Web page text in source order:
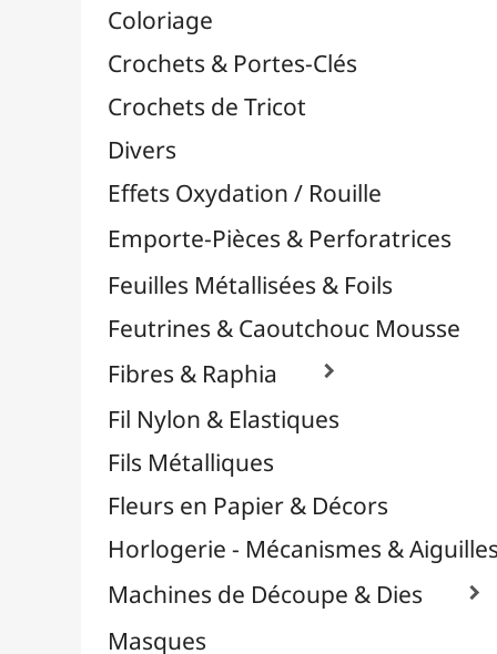
Massicots & Lames
Oeillets & Rivets
Petites Pinces
Plantes & Jardin
Plastique Fou
Poncage / Émeri
Quilling / Pliage
Reliure & Cinch
Sable, Strass & Paillettes 
Savons
Serviettes
Sublimation
Tampons et Encreurs 
Washi Tape / Masking Tape
EFCOLOR - Émaux à Froid
Médiums, Vernis & Colles
Modelage / Sculpture
Peintures / Couleurs